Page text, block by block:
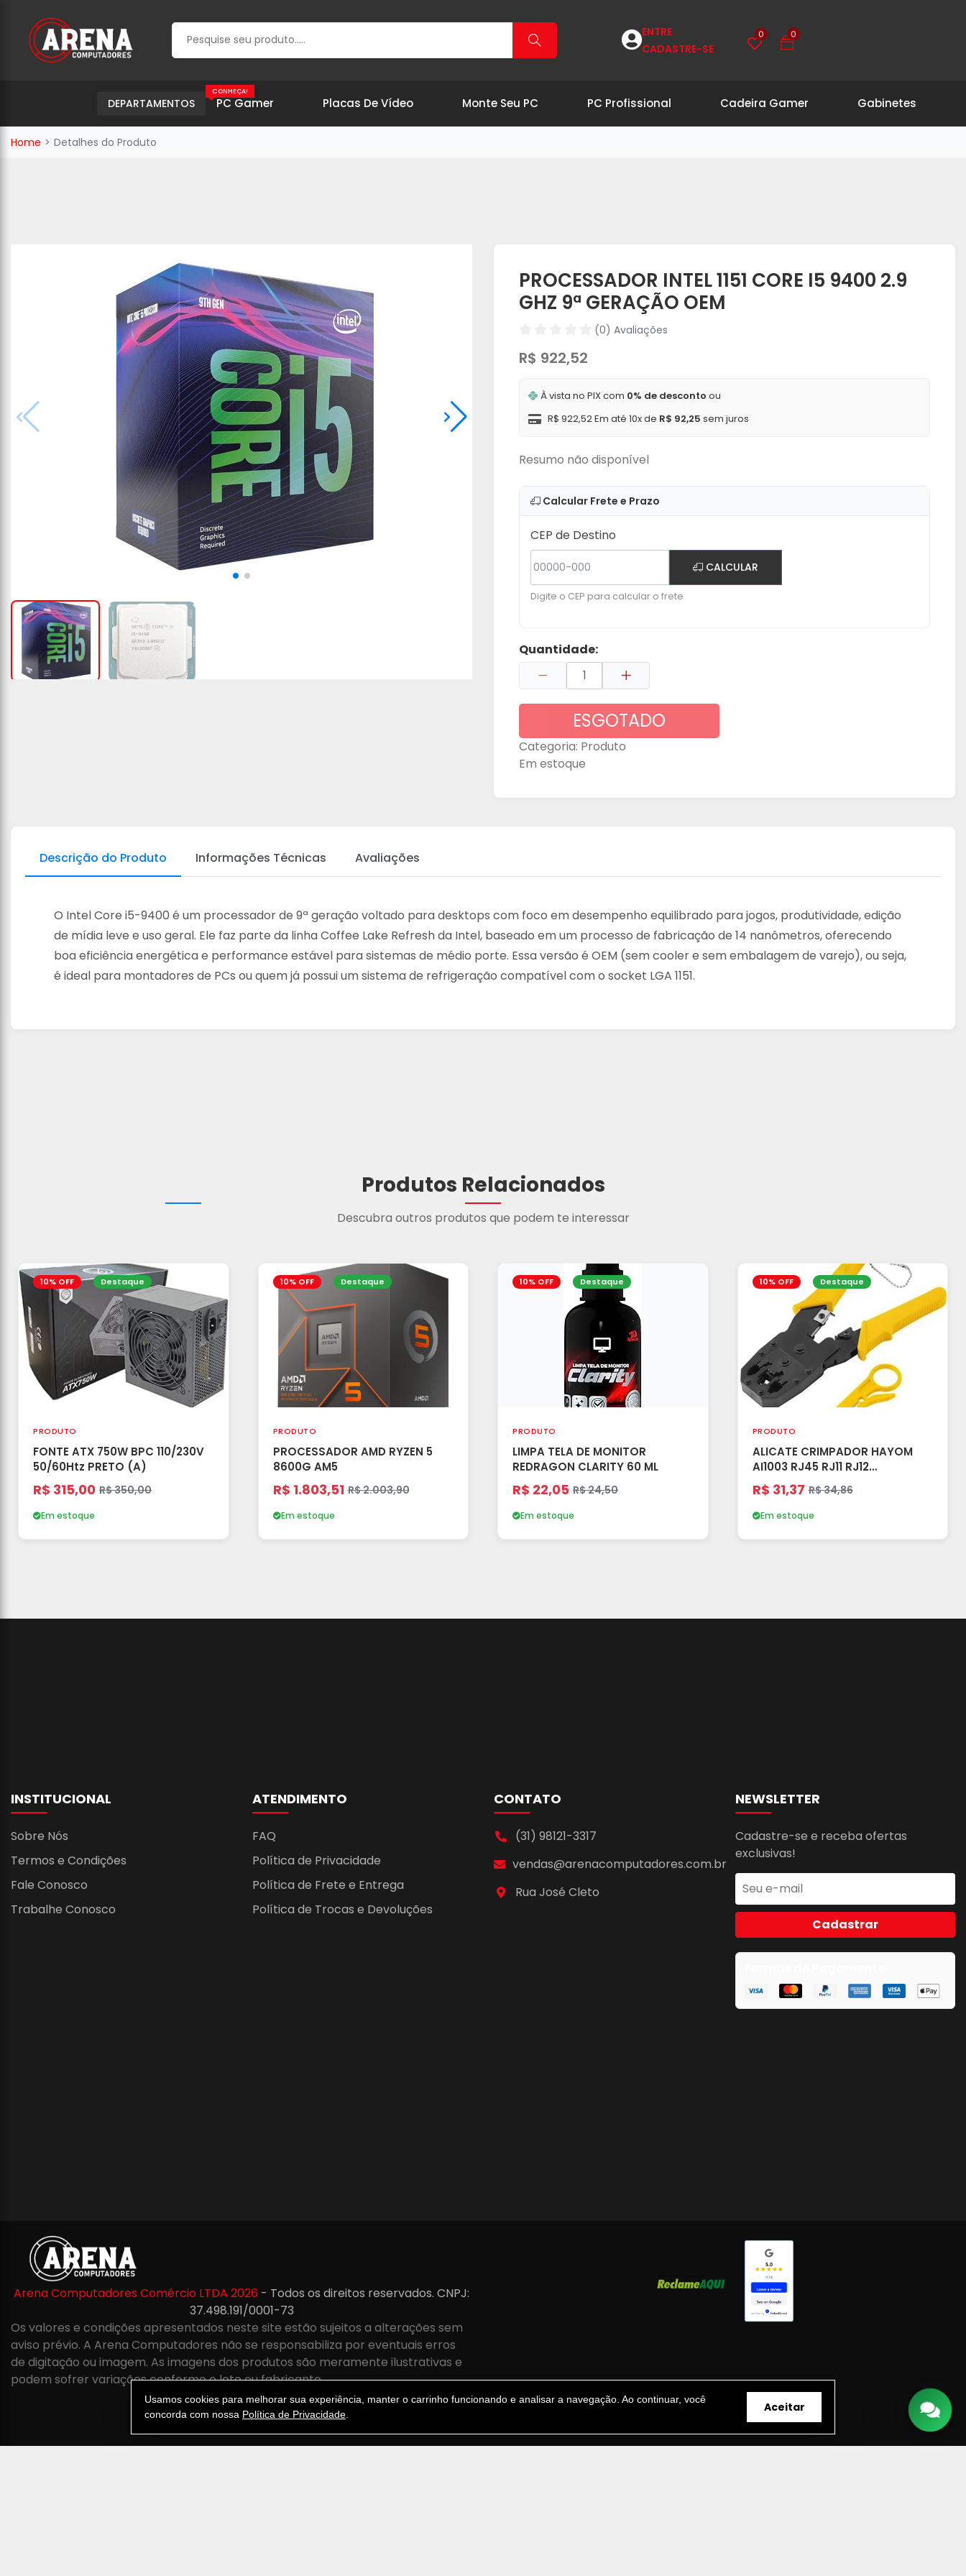
ENTRE
CADASTRE-SE
0 0
DEPARTAMENTOS PC Gamer
CONHEÇA!
Placas De Vídeo Monte Seu PC PC Profissional Cadeira Gamer Gabinetes
Home Detalhes do Produto
PROCESSADOR INTEL 1151 CORE I5 9400 2.9
GHZ 9ª GERAÇÃO OEM
(0) Avaliações
R$ 922,52
À vista no PIX com 0% de desconto ou
R$ 922,52 Em até 10x de R$ 92,25 sem juros
Resumo não disponível
Calcular Frete e Prazo
CEP de Destino
CALCULAR
Digite o CEP para calcular o frete
Quantidade:
ESGOTADO
Categoria: Produto
Em estoque
Descrição do Produto Informações Técnicas Avaliações
O Intel Core i5-9400 é um processador de 9ª geração voltado para desktops com foco em desempenho equilibrado para jogos, produtividade, edição
de mídia leve e uso geral. Ele faz parte da linha Coffee Lake Refresh da Intel, baseado em um processo de fabricação de 14 nanômetros, oferecendo
boa eficiência energética e performance estável para sistemas de médio porte. Essa versão é OEM (sem cooler e sem embalagem de varejo), ou seja,
é ideal para montadores de PCs ou quem já possui um sistema de refrigeração compatível com o socket LGA 1151.
Produtos Relacionados
Descubra outros produtos que podem te interessar
10% OFF Destaque
PRODUTO
FONTE ATX 750W BPC 110/230V
50/60Htz PRETO (A)
R$ 315,00 R$ 350,00
Em estoque
10% OFF Destaque
PRODUTO
PROCESSADOR AMD RYZEN 5
8600G AM5
R$ 1.803,51 R$ 2.003,90
Em estoque
10% OFF Destaque
PRODUTO
LIMPA TELA DE MONITOR
REDRAGON CLARITY 60 ML
R$ 22,05 R$ 24,50
Em estoque
10% OFF Destaque
PRODUTO
ALICATE CRIMPADOR HAYOM
AI1003 RJ45 RJ11 RJ12
PRETO/AMARELO
R$ 31,37 R$ 34,86
Em estoque
INSTITUCIONAL
Sobre Nós
Termos e Condições
Fale Conosco
Trabalhe Conosco
ATENDIMENTO
FAQ
Política de Privacidade
Política de Frete e Entrega
Política de Trocas e Devoluções
CONTATO
(31) 98121-3317
vendas@arenacomputadores.com.br
Rua José Cleto
NEWSLETTER
Cadastre-se e receba ofertas
exclusivas!
Cadastrar
Arena Computadores Comércio LTDA 2026 - Todos os direitos reservados. CNPJ:
37.498.191/0001-73
Os valores e condições apresentados neste site estão sujeitos a alterações sem
aviso prévio. A Arena Computadores não se responsabiliza por eventuais erros
de digitação ou imagem. As imagens dos produtos são meramente ilustrativas e
podem sofrer variações conforme o lote ou fabricante.
Usamos cookies para melhorar sua experiência, manter o carrinho funcionando e analisar a navegação. Ao continuar, você
concorda com nossa Política de Privacidade Aceitar